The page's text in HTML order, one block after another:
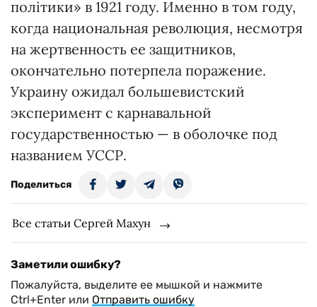
політики» в 1921 году. Именно в том году,
когда национальная революция, несмотря
на жертвенность ее защитников,
окончательно потерпела поражение.
Украину ожидал большевистский
эксперимент с карнавальной
государственностью — в оболочке под
названием УССР.
Поделиться
Все статьи Сергей Махун
Заметили ошибку?
Пожалуйста, выделите ее мышкой и нажмите
Ctrl+Enter или Отправить ошибку